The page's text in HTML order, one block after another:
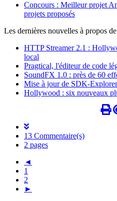
Concours : Meilleur projet
projets proposés
Les dernières nouvelles à propos
HTTP Streamer 2.1 :
local
Pragtical, l'éditeur de code
SoundFX 1.0 : près de 60
Mise à jour de SDK-Explorer
Hollywood : six nouveaux
13 Commentaire(s)
2 pages
◄
1
2
►